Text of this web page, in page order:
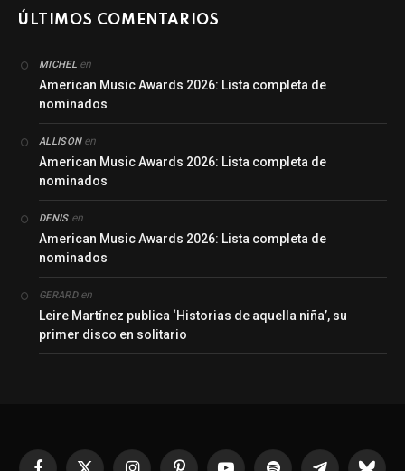
ÚLTIMOS COMENTARIOS
MICHELen
American Music Awards 2026: Lista completa de
nominados
ALLISONen
American Music Awards 2026: Lista completa de
nominados
DENISen
American Music Awards 2026: Lista completa de
nominados
GERARDen
Leire Martínez publica ‘Historias de aquella niña’, su
primer disco en solitario